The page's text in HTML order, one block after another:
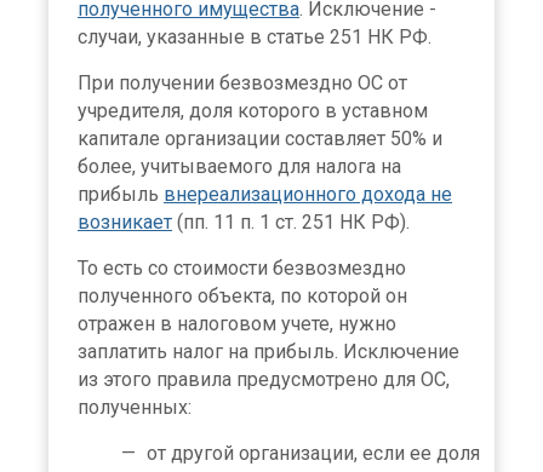
полученного имущества . Исключение -
случаи, указанные в статье 251 НК РФ.
При получении безвозмездно ОС от
учредителя, доля которого в уставном
капитале организации составляет 50% и
более, учитываемого для налога на
прибыль внереализационного дохода не
возникает (пп. 11 п. 1 ст. 251 НК РФ).
То есть со стоимости безвозмездно
полученного объекта, по которой он
отражен в налоговом учете, нужно
заплатить налог на прибыль. Исключение
из этого правила предусмотрено для ОС,
полученных:
от другой организации, если ее доля